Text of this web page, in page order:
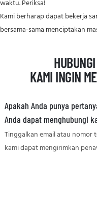
waktu. Periksa!
Kami berharap dapat bekerja
bersama-sama menciptakan
KAMI INGIN
Apakah Anda punya
Anda dapat menghubungi
Tinggalkan email atau
kami dapat mengirimkan